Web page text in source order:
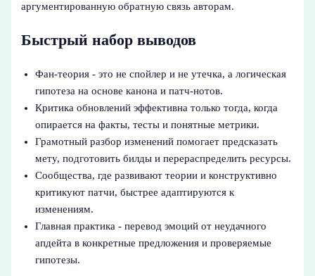
аргументированную обратную связь авторам.
Быстрый набор выводов
Фан-теория - это не спойлер и не утечка, а логическая
гипотеза на основе канона и патч-нотов.
Критика обновлений эффективна только тогда, когда
опирается на факты, тесты и понятные метрики.
Грамотный разбор изменений помогает предсказать
мету, подготовить билды и перераспределить ресурсы.
Сообщества, где развивают теории и конструктивно
критикуют патчи, быстрее адаптируются к
изменениям.
Главная практика - перевод эмоций от неудачного
апдейта в конкретные предложения и проверяемые
гипотезы.